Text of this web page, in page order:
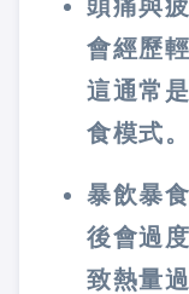
頭痛與
會經歷
這通常
食模式。
暴飲暴
後會過
致熱量